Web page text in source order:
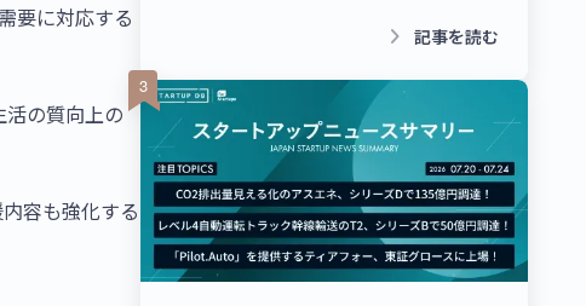
要に対応する
の質向上の
容も強化する
達！【最新スタートアップニュー
keyboard_arrow_right 記事を読む